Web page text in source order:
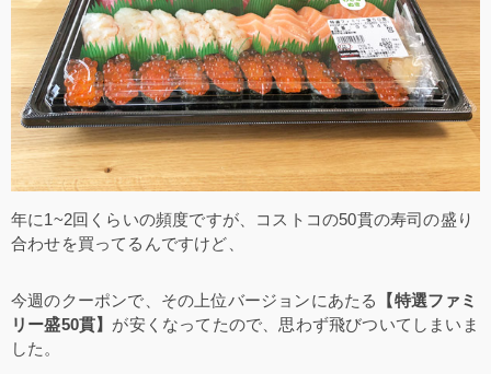
年に1~2回くらいの頻度ですが、コストコの50貫の寿司の盛り
合わせを買ってるんですけど、
今週のクーポンで、その上位バージョンにあたる
【特選ファミ
リー盛50貫】 が安くなってたので、思わず飛びついてしまいま
した。